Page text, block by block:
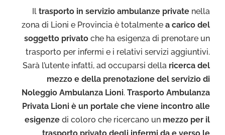
Il trasporto in servizio ambulanze private nella
zona di Lioni e Provincia è totalmente a carico del
soggetto privato che ha esigenza di prenotare un
trasporto per infermi e i relativi servizi aggiuntivi.
Sarà l’utente infatti, ad occuparsi della ricerca del
mezzo e della prenotazione del servizio di
Noleggio Ambulanza Lioni. Trasporto Ambulanza
Privata Lioni è un portale che viene incontro alle
esigenze di coloro che ricercano un mezzo per il